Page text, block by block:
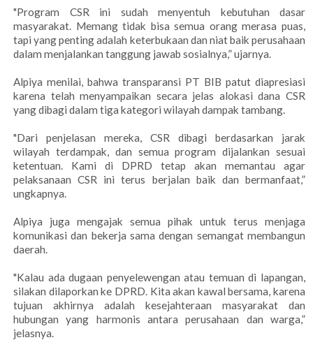
"Program CSR ini sudah menyentuh kebutuhan dasar
masyarakat. Memang tidak bisa semua orang merasa puas,
tapi yang penting adalah keterbukaan dan niat baik perusahaan
dalam menjalankan tanggung jawab sosialnya,” ujarnya.
Alpiya menilai, bahwa transparansi PT BIB patut diapresiasi
karena telah menyampaikan secara jelas alokasi dana CSR
yang dibagi dalam tiga kategori wilayah dampak tambang.
"Dari penjelasan mereka, CSR dibagi berdasarkan jarak
wilayah terdampak, dan semua program dijalankan sesuai
ketentuan. Kami di DPRD tetap akan memantau agar
pelaksanaan CSR ini terus berjalan baik dan bermanfaat,”
ungkapnya.
Alpiya juga mengajak semua pihak untuk terus menjaga
komunikasi dan bekerja sama dengan semangat membangun
daerah.
"Kalau ada dugaan penyelewengan atau temuan di lapangan,
silakan dilaporkan ke DPRD. Kita akan kawal bersama, karena
tujuan akhirnya adalah kesejahteraan masyarakat dan
hubungan yang harmonis antara perusahaan dan warga,”
jelasnya.